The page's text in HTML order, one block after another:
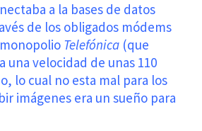
a la bases de datos
de los obligados módems
Telefónica (que
una velocidad de unas 110
lo cual no esta mal para los
imágenes era un sueño para